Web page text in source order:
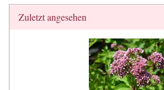
Zuletzt angesehen